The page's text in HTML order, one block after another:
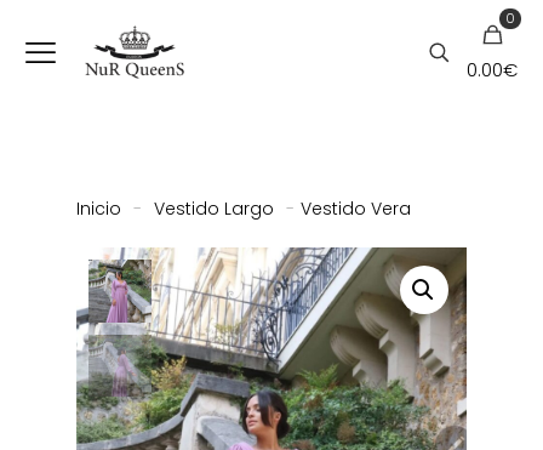
0
0.00€
Inicio - Vestido Largo - Vestido Vera